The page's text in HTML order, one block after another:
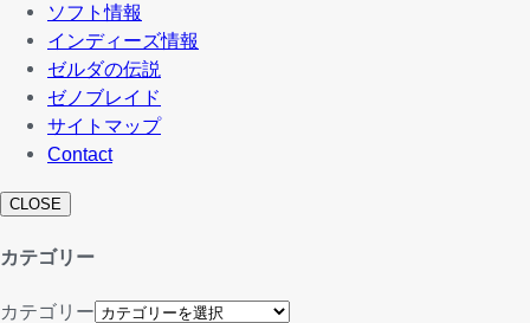
ソフト情報
インディーズ情報
ゼルダの伝説
ゼノブレイド
サイトマップ
Contact
CLOSE
カテゴリー
カテゴリー